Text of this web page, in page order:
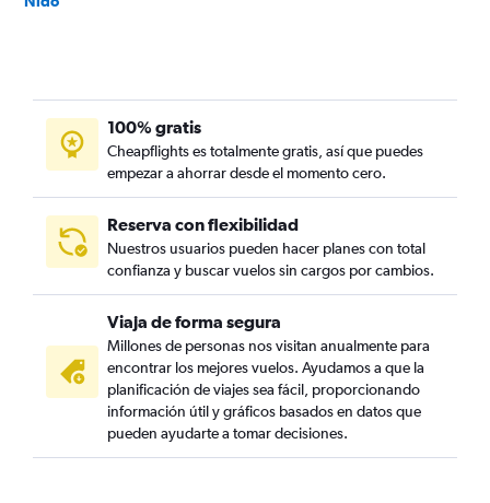
100% gratis
Cheapflights es totalmente gratis, así que puedes
empezar a ahorrar desde el momento cero.
Reserva con flexibilidad
Nuestros usuarios pueden hacer planes con total
confianza y buscar vuelos sin cargos por cambios.
Viaja de forma segura
Millones de personas nos visitan anualmente para
encontrar los mejores vuelos. Ayudamos a que la
planificación de viajes sea fácil, proporcionando
información útil y gráficos basados en datos que
pueden ayudarte a tomar decisiones.